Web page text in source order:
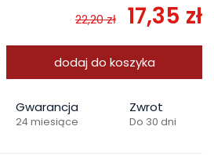
22,20 zł 17,35 zł
dodaj do koszyka
Gwarancja
24 miesiące
Zwrot
Do 30 dni